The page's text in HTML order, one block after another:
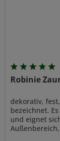
Robinie
dekorativ,
bezeichnet.
und eignet